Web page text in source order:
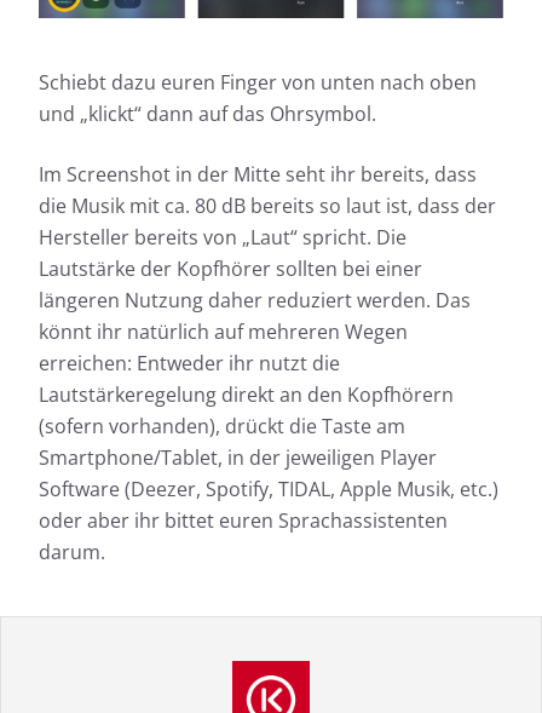
Schiebt dazu euren Finger von unten nach oben
und „klickt“ dann auf das Ohrsymbol.
Im Screenshot in der Mitte seht ihr bereits, dass
die Musik mit ca. 80 dB bereits so laut ist, dass der
Hersteller bereits von „Laut“ spricht. Die
Lautstärke der Kopfhörer sollten bei einer
längeren Nutzung daher reduziert werden. Das
könnt ihr natürlich auf mehreren Wegen
erreichen: Entweder ihr nutzt die
Lautstärkeregelung direkt an den Kopfhörern
(sofern vorhanden), drückt die Taste am
Smartphone/Tablet, in der jeweiligen Player
Software (Deezer, Spotify, TIDAL, Apple Musik, etc.)
oder aber ihr bittet euren Sprachassistenten
darum.